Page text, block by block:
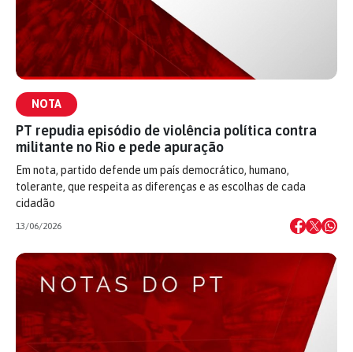
NOTA
PT repudia episódio de violência política contra
militante no Rio e pede apuração
Em nota, partido defende um país democrático, humano,
tolerante, que respeita as diferenças e as escolhas de cada
cidadão
13/06/2026